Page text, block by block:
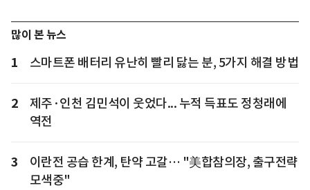
많이 본 뉴스
1 스마트폰 배터리 유난히 빨리 닳는 분, 5가지 해결 방법
2
제주·인천 김민석이 웃었다... 누적 득표도 정청래에
역전
3
이란전 공습 한계, 탄약 고갈… "美합참의장, 출구전략
모색중"